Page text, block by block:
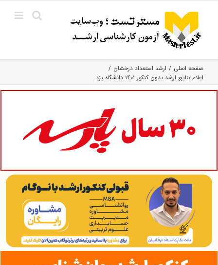
content
صفحه اصلی
ارشد استعداد درخشان
اعلام نتایج ارشد بدون کنکور ۱۴۰۱ دانشگاه یزد